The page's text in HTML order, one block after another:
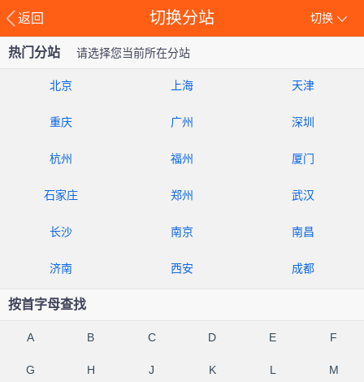
返回 切换
切换分站
热门分站 请选择您当前所在分站
北京 上海 天津
重庆 广州 深圳
杭州 福州 厦门
石家庄 郑州 武汉
长沙 南京 南昌
济南 西安 成都
按首字母查找
A B C D E F
G H J K L M